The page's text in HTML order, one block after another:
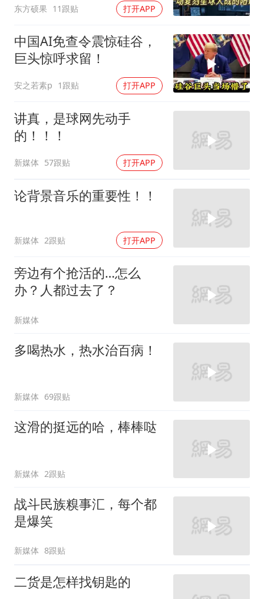
路虎卫士限时降17万 BBA已集体降价
下党之路
东方硕果 11跟贴 打开APP
中国AI免查令震惊硅谷，
巨头惊呼求留！
安之若素p 1跟贴 打开APP
讲真，是球网先动手
的！！！
新媒体 57跟贴 打开APP
论背景音乐的重要性！！
新媒体 2跟贴 打开APP
旁边有个抢活的…怎么
办？人都过去了？
新媒体
多喝热水，热水治百病！
新媒体 69跟贴
这滑的挺远的哈，棒棒哒
新媒体 2跟贴
战斗民族糗事汇，每个都
是爆笑
新媒体 8跟贴
二货是怎样找钥匙的